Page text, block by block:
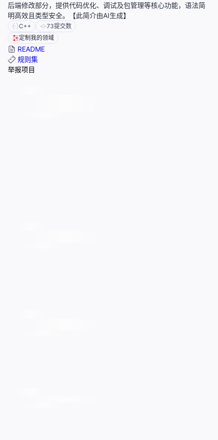
后端修改部分，提供代码优化、调试及包管理等核心功能，语法简
明高效且类型安全。【此简介由AI生成】
C++ 73提交数
定制我的领域
README
规则集
举报项目